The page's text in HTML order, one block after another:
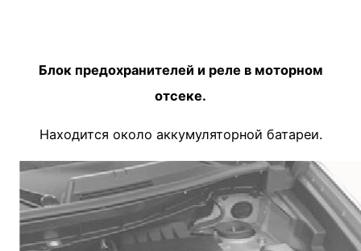
Блок предохранителей и реле в моторном
отсеке.
Находится около аккумуляторной батареи.